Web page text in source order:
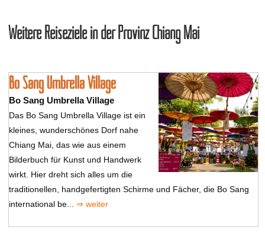
Weitere Reiseziele in der Provinz Chiang Mai
Bo Sang Umbrella Village
Bo Sang Umbrella Village
Das Bo Sang Umbrella Village ist ein
kleines, wunderschönes Dorf nahe
Chiang Mai, das wie aus einem
Bilderbuch für Kunst und Handwerk
wirkt. Hier dreht sich alles um die
traditionellen, handgefertigten Schirme und Fächer, die Bo Sang
international be... ⇒ weiter